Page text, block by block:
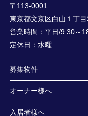
〒113-0001
東京都文京区白山１丁
営業時間： 平日/9:30～
定休日： 水曜
募集物件
オーナー様へ
入居者様へ